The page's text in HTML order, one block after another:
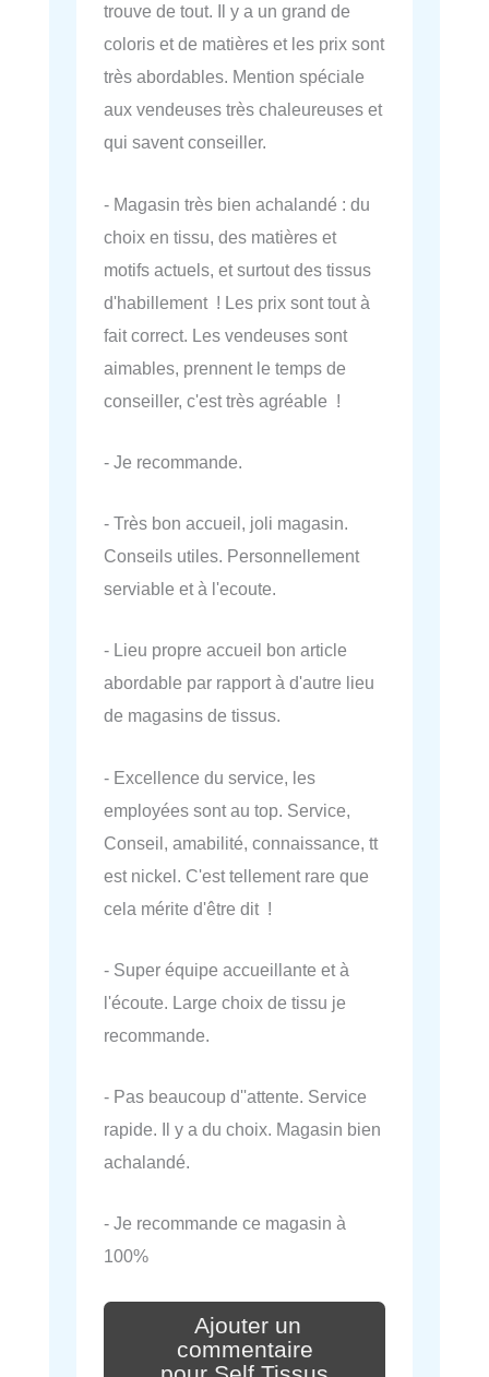
trouve de tout. Il y a un grand de
coloris et de matières et les prix sont
très abordables. Mention spéciale
aux vendeuses très chaleureuses et
qui savent conseiller.
- Magasin très bien achalandé : du
choix en tissu, des matières et
motifs actuels, et surtout des tissus
d'habillement ! Les prix sont tout à
fait correct. Les vendeuses sont
aimables, prennent le temps de
conseiller, c'est très agréable !
- Je recommande.
- Très bon accueil, joli magasin.
Conseils utiles. Personnellement
serviable et à l'ecoute.
- Lieu propre accueil bon article
abordable par rapport à d'autre lieu
de magasins de tissus.
- Excellence du service, les
employées sont au top. Service,
Conseil, amabilité, connaissance, tt
est nickel. C'est tellement rare que
cela mérite d'être dit !
- Super équipe accueillante et à
l'écoute. Large choix de tissu je
recommande.
- Pas beaucoup d''attente. Service
rapide. Il y a du choix. Magasin bien
achalandé.
- Je recommande ce magasin à
100%
Ajouter un
commentaire